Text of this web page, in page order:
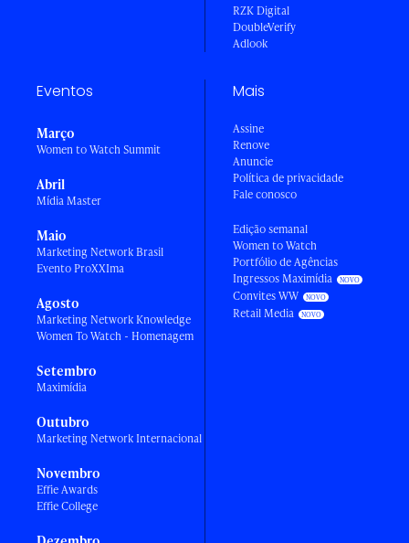
RZK Digital
DoubleVerify
Adlook
Eventos
Março
Women to Watch Summit
Abril
Mídia Master
Maio
Marketing Network Brasil
Evento ProXXIma
Agosto
Marketing Network Knowledge
Women To Watch - Homenagem
Setembro
Maximídia
Outubro
Marketing Network Internacional
Novembro
Effie Awards
Effie College
Mais
Assine
Renove
Anuncie
Política de privacidade
Fale conosco
Edição semanal
Women to Watch
Portfólio de Agências
Ingressos Maximídia
Convites WW
Retail Media